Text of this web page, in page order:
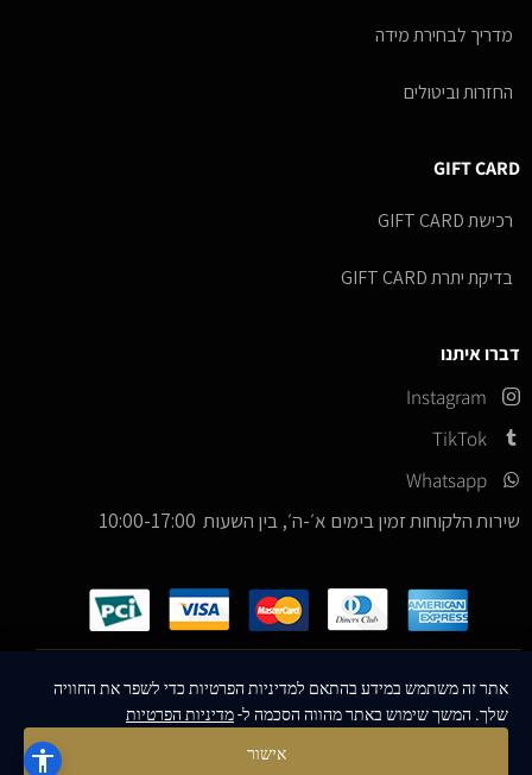
מדריך לבחירת מידה
החזרות וביטולים
GIFT CARD
רכישת GIFT CARD
בדיקת יתרת GIFT CARD
דברו איתנו
Instagram
TikTok
Whatsapp
שירות הלקוחות זמין בימים א׳-ה׳, בין השעות 10:00-17:00
כל הזכויות שמורות – ICE Sneakers© 2026
אתר זה משתמש במידע בהתאם למדיניות הפרטיות כדי לשפר את החוויה
שלך. המשך שימוש באתר מהווה הסכמה ל-מדיניות הפרטיות
אישור